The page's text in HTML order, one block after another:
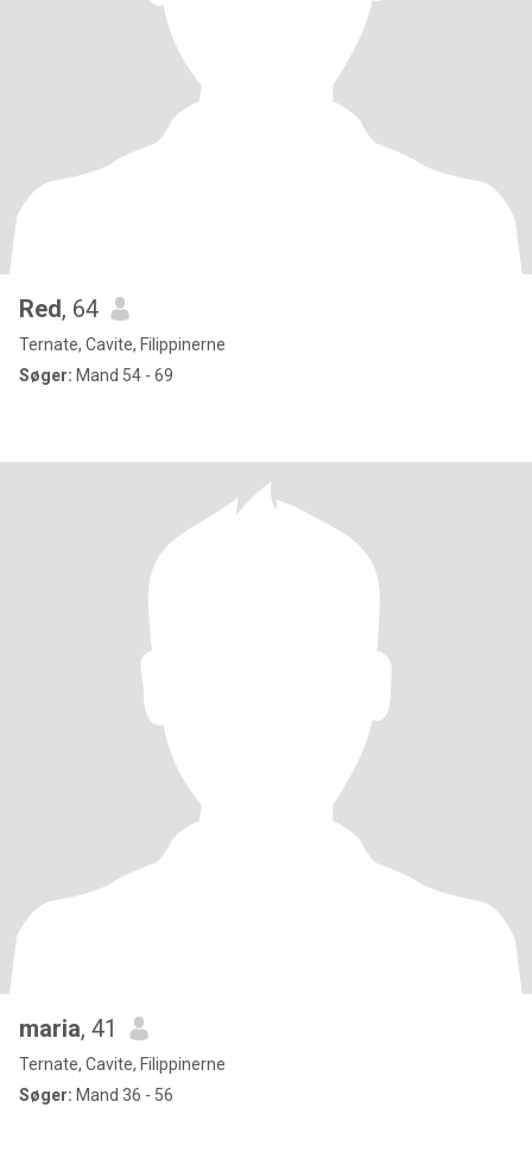
Red, 64
Ternate, Cavite, Filippinerne
Søger: Mand 54 - 69
maria, 41
Ternate, Cavite, Filippinerne
Søger: Mand 36 - 56